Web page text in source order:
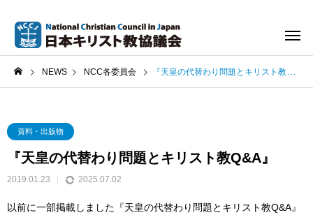
NEWS NCC各委員会 『天皇の代替わり問題とキリスト教Q&A』
資料・出版物
『天皇の代替わり問題とキリスト教Q&A』
2019.01.23 2025.07.02
以前に一部掲載しました『天皇の代替わり問題とキリスト教Q&A』